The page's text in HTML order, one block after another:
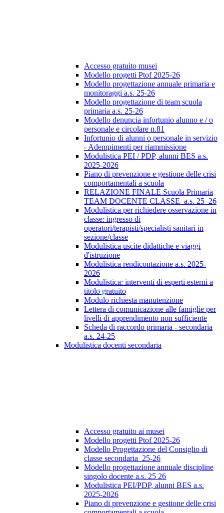
Accesso gratuito musei
Modello progetti Ptof 2025-26
Modello progettazione annuale primaria e
monitoraggi a.s. 25-26
Modello progettazione di team scuola
primaria a.s. 25-26
Modello denuncia infortunio alunno e / o
personale e circolare n.81
Infortunio di alunni o personale in servizio
- Adempimenti per riammissione
Modulistica PEI / PDP, alunni BES a.s.
2025-2026
Piano di prevenzione e gestione delle crisi
comportamentali a scuola
RELAZIONE FINALE Scuola Primaria
TEAM DOCENTE CLASSE_a.s. 25_26
Modulistica per richiedere osservazione in
classe: ingresso di
operatori/terapisti/specialisti sanitari in
sezione/classe
Modulistica uscite didattiche e viaggi
d'istruzione
Modulistica rendicontazione a.s. 2025-
2026
Modulistica: interventi di esperti esterni a
titolo gratuito
Modulo richiesta manutenzione
Lettera di comunicazione alle famiglie per
livelli di apprendimento non sufficiente
Scheda di raccordo primaria - secondaria
a.s. 24-25
Modulistica docenti secondaria
Accesso gratuito ai musei
Modello progetti Ptof 2025-26
Modello Progettazione del Consiglio di
classe secondaria_25-26
Modello progettazione annuale discipline
singolo docente a.s. 25 26
Modulistica PEI/PDP, alunni BES a.s.
2025-2026
Piano di prevenzione e gestione delle crisi